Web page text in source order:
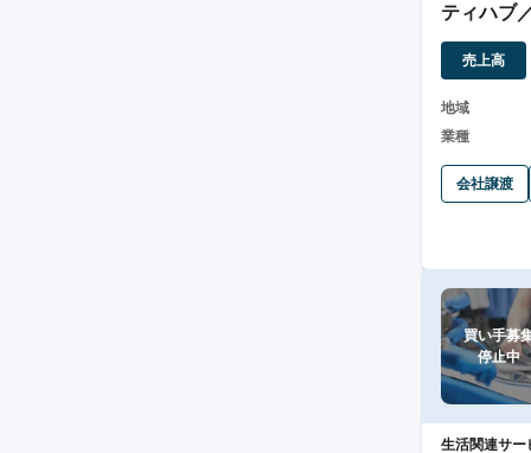
ティハブ
土料理
売上高
地域
業種
会社譲渡
買い手募
停止中
生活関連サー